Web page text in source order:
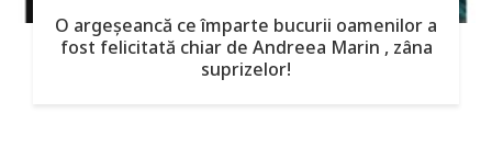
O argeşeancă ce împarte bucurii oamenilor a
fost felicitată chiar de Andreea Marin , zâna
suprizelor!